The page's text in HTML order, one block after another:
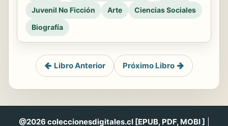
Juvenil No Ficción
Arte
Ciencias Sociales
Biografía
Libro Anterior Próximo Libro
@2026 coleccionesdigitales.cl [EPUB, PDF, MOBI ]